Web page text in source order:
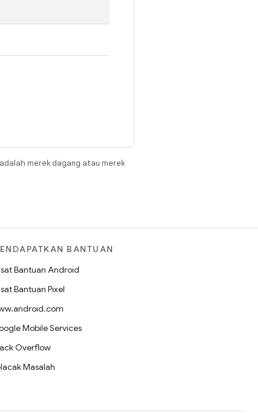
merek dagang atau merek
BANTUAN
Bantuan Android
Bantuan Pixel
Mobile Services
Overflow
Masalah